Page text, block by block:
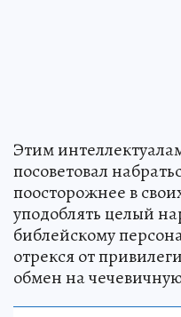
Этим
посоветовал
поосторожнее в
уподоблять целый
библейскому
отрекся от
обмен на